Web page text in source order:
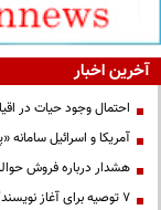
آخرین اخبار
احتمال وجود حیات در
آمریکا و اسرائیل سامانه
هشدار درباره فروش
۷ توصیه برای آغاز نویسندگی